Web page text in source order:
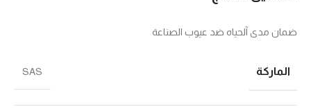
ضمان مدى آلحياه ضد عيوب الصناعة
الماركة SAS